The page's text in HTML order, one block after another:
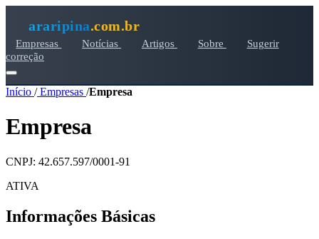
araripina.com.br
Empresas Notícias Artigos Sobre
Sugerir
correção
Início /Empresas /Empresa
Empresa
CNPJ: 42.657.597/0001-91
ATIVA
Informações Básicas